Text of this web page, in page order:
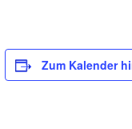
Zum Kalender